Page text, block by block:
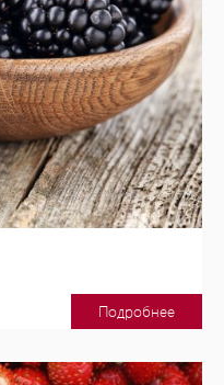
Подробнее